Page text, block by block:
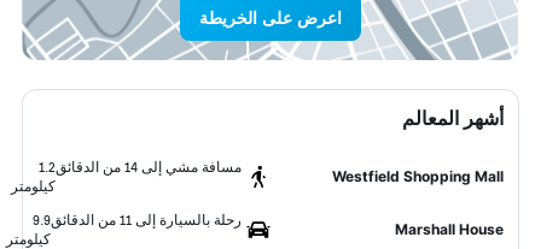
اعرض على الخريطة
أشهر المعالم
Westfield Shopping Mall
مسافة مشي إلى 14 من الدقائق
1.2
كيلومتر
Marshall House
رحلة بالسيارة إلى 11 من الدقائق
9.9
كيلومتر